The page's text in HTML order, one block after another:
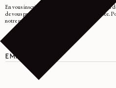
En vous inscrivant, vous consentez à l'utilisation
de vous proposer une expérience personnalisée.
notrepolitique de confidentialité
EMAIL